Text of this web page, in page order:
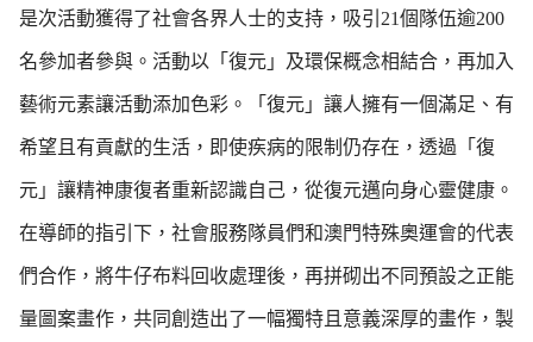
是次活動獲得了社會各界人士的支持，吸引21個隊伍逾200
名參加者參與。活動以「復元」及環保概念相結合，再加入
藝術元素讓活動添加色彩。「復元」讓人擁有一個滿足、有
希望且有貢獻的生活，即使疾病的限制仍存在，透過「復
元」讓精神康復者重新認識自己，從復元邁向身心靈健康。
在導師的指引下，社會服務隊員們和澳門特殊奧運會的代表
們合作，將牛仔布料回收處理後，再拼砌出不同預設之正能
量圖案畫作，共同創造出了一幅獨特且意義深厚的畫作，製